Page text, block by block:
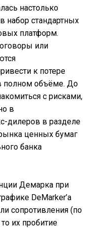
настолько
набор стандартных
платформ.
или
к потере
полном объёме. До
с рисками,
в
дилеров в разделе
ценных бумаг
банка
Демарка при
DeMarker’а
сопротивления (по
их пробитие